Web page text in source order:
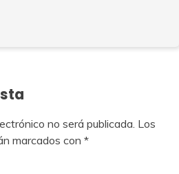
no será publicada. Los
marcados con *